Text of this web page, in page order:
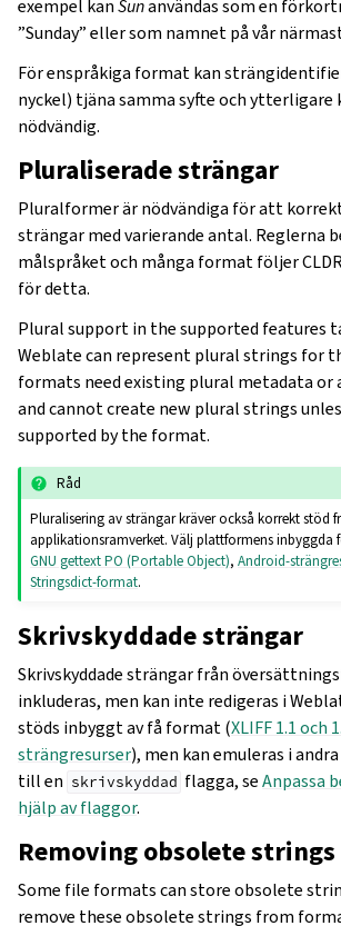
exempel kanSunanvändas som en
”Sunday” eller som namnet på vår
För enspråkiga format kan
nyckel) tjäna samma syfte och
nödvändig.
Pluraliserade strängar
Pluralformer är nödvändiga för att
strängar med varierande antal. Reglerna
målspråket och många format följer
för detta.
Plural support in the supported features
Weblate can represent plural strings for
formats need existing plural metadata or
and cannot create new plural strings
supported by the format.
Råd
Pluralisering av strängar kräver också korrekt stöd
applikationsramverket. Välj plattformens inbyggda
GNU gettext PO (Portable Object),Android-
Stringsdict-format.
Skrivskyddade strängar
Skrivskyddade strängar från
inkluderas, men kan inte redigeras i
stöds inbyggt av få format (XLIFF 1.1 och
strängresurser), men kan emuleras i
till en skrivskyddad flagga, seAnpassa
hjälp av flaggor.
Removing obsolete strings
Some file formats can store obsolete
remove these obsolete strings from